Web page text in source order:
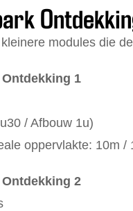
modules die
1
/ Afbouw 1u)
oppervlakte: 10m /
2